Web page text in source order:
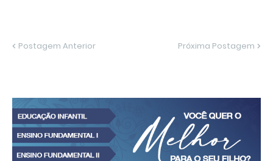
Postagem Anterior Próxima Postagem